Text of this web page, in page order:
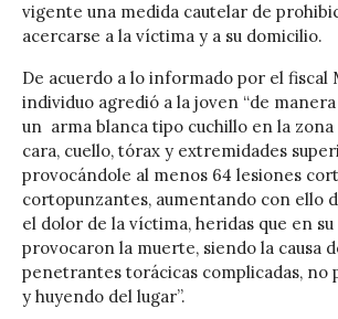
vigente una medida cautelar de
acercarse a la víctima y a su domicilio.
De acuerdo a lo informado por el fiscal
individuo agredió a la joven “de
un arma blanca tipo cuchillo en la zona
cara, cuello, tórax y extremidades
provocándole al menos 64 lesiones
cortopunzantes, aumentando con ello
el dolor de la víctima, heridas que en
provocaron la muerte, siendo la causa
penetrantes torácicas complicadas, no
y huyendo del lugar”.